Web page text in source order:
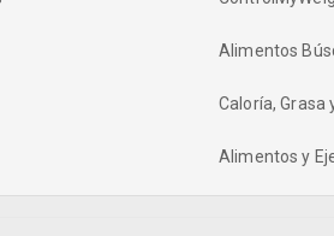
Alimentos
Caloría, Grasa
Alimentos y